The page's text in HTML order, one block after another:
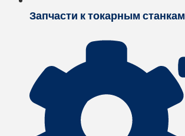
Запчасти к токарным станкам